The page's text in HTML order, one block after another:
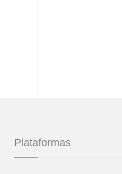
Plataformas